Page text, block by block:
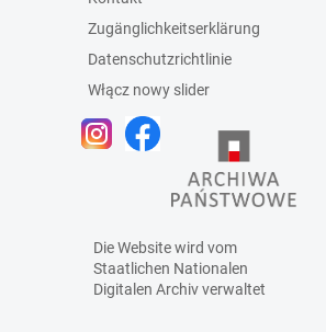
Zugänglichkeitserklärung
Datenschutzrichtlinie
Włącz nowy slider
Die Website wird vom
Staatlichen Nationalen
Digitalen Archivverwaltet